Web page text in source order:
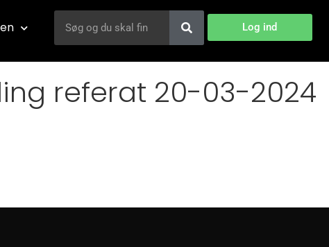
Log ind
referat 20-03-2024